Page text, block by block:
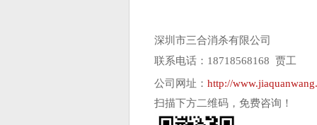
深圳市三合消杀有限公司
联系电话：18718568168 贾工
公司网址： http://
扫描下方二维码，免费咨询！